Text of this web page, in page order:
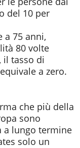
del 10 per
a 75 anni,
80 volte
il tasso di
a zero.
che più della
sono
a lungo termine
solo un